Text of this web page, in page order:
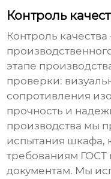
Контроль
Контроль
этапе
проверки:
сопротивления
прочность и
производства мы
испытания шкафа,
требованиям
документам. Мы